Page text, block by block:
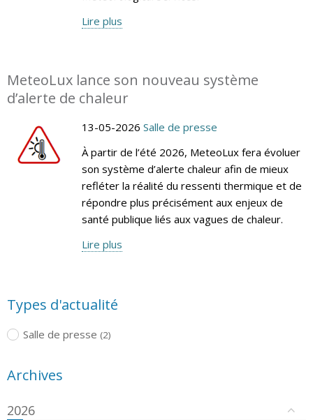
Lire plus
MeteoLux lance son nouveau système
d’alerte de chaleur
13-05-2026 Salle de presse
À partir de l’été 2026, MeteoLux fera évoluer
son système d’alerte chaleur afin de mieux
refléter la réalité du ressenti thermique et de
répondre plus précisément aux enjeux de
santé publique liés aux vagues de chaleur.
Lire plus
Types d'actualité
Salle de presse (2)
Archives
2026